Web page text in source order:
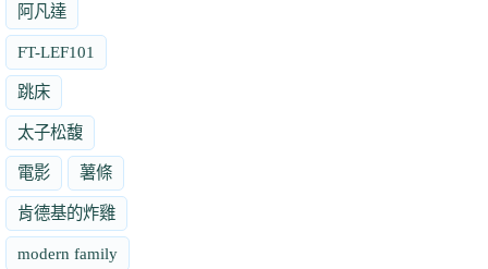
阿凡達
FT-LEF101
跳床
太子松馥
電影 薯條
肯德基的炸雞
modern family